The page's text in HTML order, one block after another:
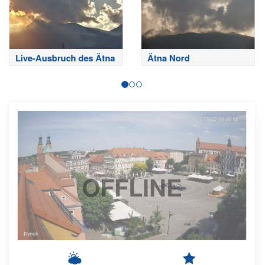
Live-Ausbruch des Ätna Ätna Nord
OFFLINE